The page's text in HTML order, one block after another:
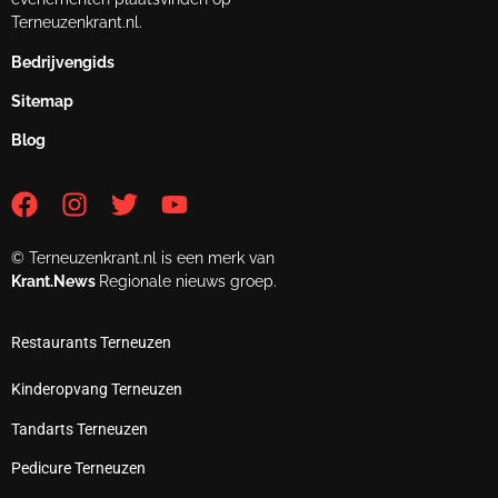
Terneuzenkrant.nl.
Bedrijvengids
Sitemap
Blog
© Terneuzenkrant.nl is een merk van
Krant.News Regionale nieuws groep.
Restaurants Terneuzen
Kinderopvang Terneuzen
Tandarts Terneuzen
Pedicure Terneuzen